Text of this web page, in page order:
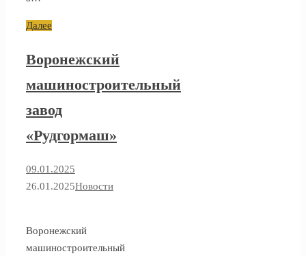
Далее
Воронежский
машиностроительный
завод
«Рудгормаш»
09.01.2025
26.01.2025Новости
Воронежский
машиностроительный